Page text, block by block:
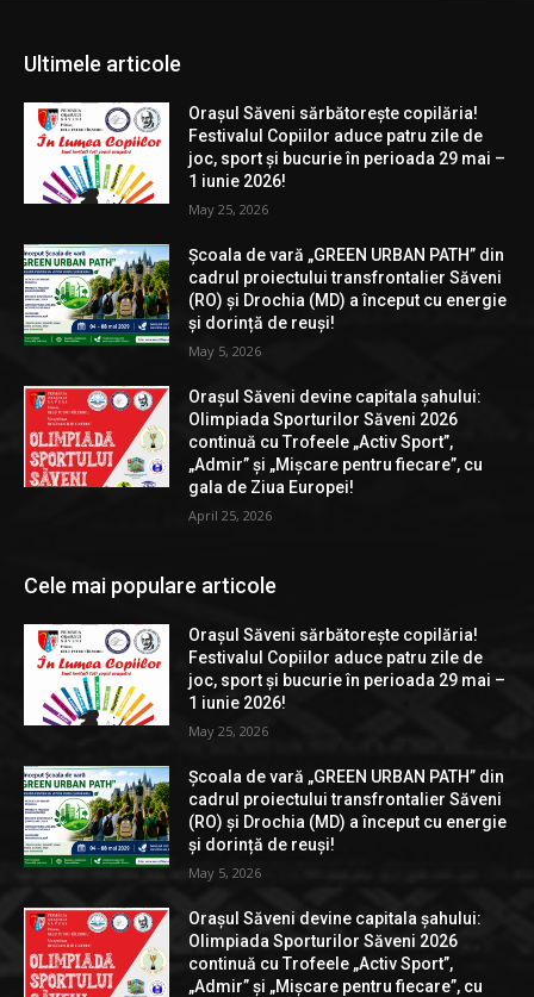
Ultimele articole
Orașul Săveni sărbătorește copilăria!
Festivalul Copiilor aduce patru zile de
joc, sport și bucurie în perioada 29 mai –
1 iunie 2026!
May 25, 2026
Școala de vară „GREEN URBAN PATH” din
cadrul proiectului transfrontalier Săveni
(RO) și Drochia (MD) a început cu energie
și dorință de reuși!
May 5, 2026
Orașul Săveni devine capitala șahului:
Olimpiada Sporturilor Săveni 2026
continuă cu Trofeele „Activ Sport”,
„Admir” și „Mișcare pentru fiecare”, cu
gala de Ziua Europei!
April 25, 2026
Cele mai populare articole
Orașul Săveni sărbătorește copilăria!
Festivalul Copiilor aduce patru zile de
joc, sport și bucurie în perioada 29 mai –
1 iunie 2026!
May 25, 2026
Școala de vară „GREEN URBAN PATH” din
cadrul proiectului transfrontalier Săveni
(RO) și Drochia (MD) a început cu energie
și dorință de reuși!
May 5, 2026
Orașul Săveni devine capitala șahului:
Olimpiada Sporturilor Săveni 2026
continuă cu Trofeele „Activ Sport”,
„Admir” și „Mișcare pentru fiecare”, cu